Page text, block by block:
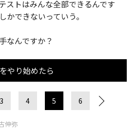
ストはみんな全部できるんです
かできないっていう。
なんですか？
やり始めたら
3 4 5 6
伸弥